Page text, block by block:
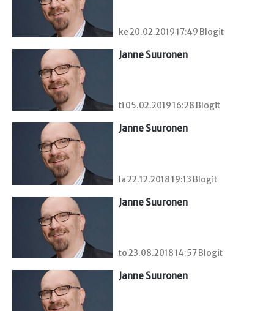
ke 20.02.2019 17:49 Blogit
Janne Suuronen
ti 05.02.2019 16:28 Blogit
Janne Suuronen
la 22.12.2018 19:13 Blogit
Janne Suuronen
to 23.08.2018 14:57 Blogit
Janne Suuronen